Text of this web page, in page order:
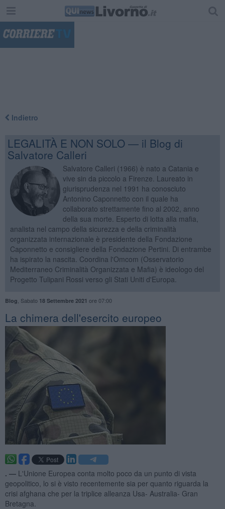
Indietro
LEGALITÀ E NON SOLO — il Blog di
Salvatore Calleri
Salvatore Calleri (1966) è nato a Catania e
vive sin da piccolo a Firenze. Laureato in
giurisprudenza nel 1991 ha conosciuto
Antonino Caponnetto con il quale ha
collaborato strettamente fino al 2002, anno
della sua morte. Esperto di lotta alla mafia,
analista nel campo della sicurezza e della criminalità
organizzata internazionale è presidente della Fondazione
Caponnetto e consigliere della Fondazione Pertini. Di entrambe
ha ispirato la nascita. Coordina l'Omcom (Osservatorio
Mediterraneo Criminalità Organizzata e Mafia) è ideologo del
Progetto Tulipani Rossi verso gli Stati Uniti d'Europa.
Blog Sabato 18 Settembre 2021 ore 07:00
La chimera dell'esercito europeo
. — L'Unione Europea conta molto poco da un punto di vista
geopolitico, lo si è visto recentemente sia per quanto riguarda la
crisi afghana che per la triplice alleanza Usa- Australia- Gran
Bretagna.